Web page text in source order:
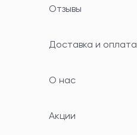
Отзывы
Доставка и оплата
О нас
Акции